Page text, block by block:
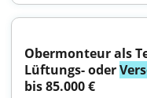
Obermonteur als
Lüftungs- oder
bis 85.000 €